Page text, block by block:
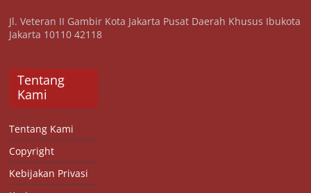
Jl. Veteran II Gambir Kota Jakarta Pusat Daerah Khusus Ibukota
Jakarta 10110 42118
Tentang
Kami
Tentang Kami
Copyright
Kebijakan Privasi